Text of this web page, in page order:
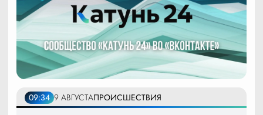
09:34 9 АВГУСТАПРОИСШЕСТВИЯ